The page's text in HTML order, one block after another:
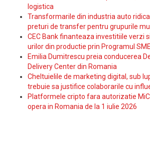
logistica
Transformarile din industria auto
preturi de transfer pentru grupurile
CEC Bank finanteaza investitiile verzi
urilor din productie prin Programul
Emilia Dumitrescu preia conducerea
Delivery Center din Romania
Cheltuielile de marketing digital, sub
trebuie sa justifice colaborarile cu
Platformele cripto fara autorizatie
opera in Romania de la 1 iulie 2026